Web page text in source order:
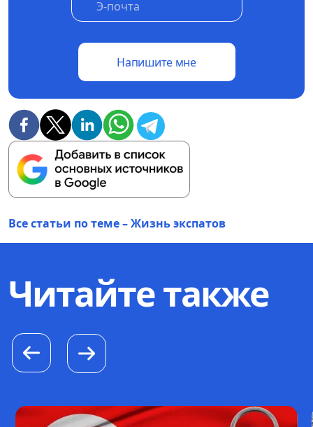
Напишите мне
Все статьи по теме – Жизнь экспатов
Читайте также